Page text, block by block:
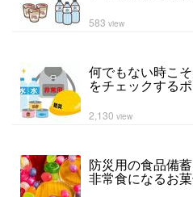
583 view
何でもない時こ
をチェックする
2,130 view
防災用の食品備
非常食になるお